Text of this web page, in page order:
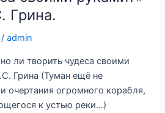
Грина.
/admin
ли творить чудеса своими
Грина (Туман ещё не
очертания огромного корабля,
к устью реки…)